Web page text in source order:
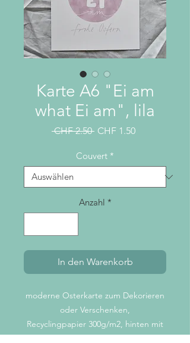
Karte A6 "Ei am
what Ei am", lila
CHF 2.50 Standardpreis
CHF 1.50Sale-
Couvert *
Anzahl *
In den Warenkorb
moderne Osterkarte zum Dekorieren
oder Verschenken,
Recyclingpapier 300g/m2, hinten mit
kleinem Logo bedruckt,